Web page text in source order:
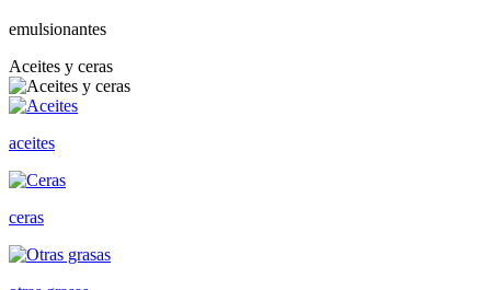
emulsionantes
Aceites y ceras
aceites
ceras